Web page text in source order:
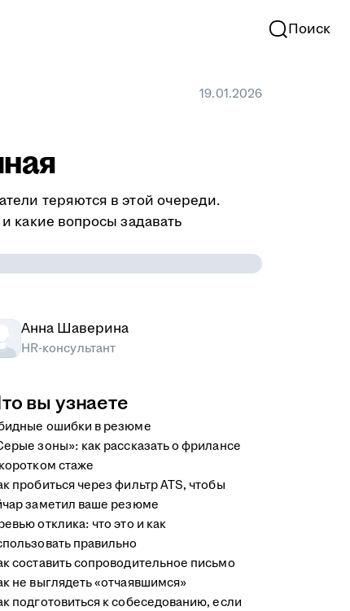
Поиск
19.01.2026
теряются в этой очереди.
какие вопросы задавать
Анна Шаверина
HR-консультант
вы узнаете
ошибки в резюме
зоны»: как рассказать о фрилансе
стаже
пробиться через фильтр ATS, чтобы
заметил ваше резюме
отклика: что это и как
правильно
составить сопроводительное письмо
не выглядеть «отчаявшимся»
подготовиться к собеседованию, если